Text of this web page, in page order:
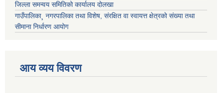
जिल्ला समन्वय समितिको कार्यालय दोलखा
गाउँपालिका¸ नगरपालिका तथा विशेष, संरक्षित वा स्वायत्त क्षेत्रको संख्या तथा
सीमाना निर्धारण आयोग
आय व्यय विवरण